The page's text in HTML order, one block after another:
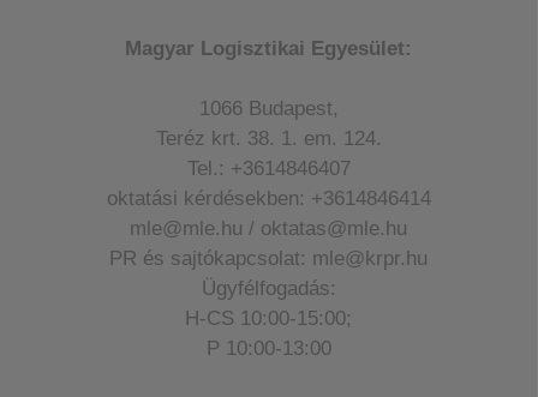
Magyar Logisztikai Egyesület:
1066 Budapest,
Teréz krt. 38. 1. em. 124.
Tel.: +3614846407
oktatási kérdésekben: +3614846414
mle@mle.hu / oktatas@mle.hu
PR és sajtókapcsolat: mle@krpr.hu
Ügyfélfogadás:
H-CS 10:00-15:00;
P 10:00-13:00